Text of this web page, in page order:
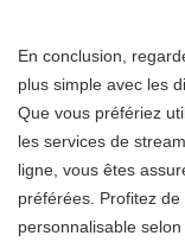
En conclusion,
plus simple avec les
Que vous préfériez
les services de
ligne, vous êtes
préférées. Profitez
personnalisable